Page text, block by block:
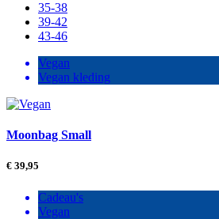
35-38
39-42
43-46
Vegan
Vegan kleding
Moonbag Small
€ 39,95
Cadeau's
Vegan